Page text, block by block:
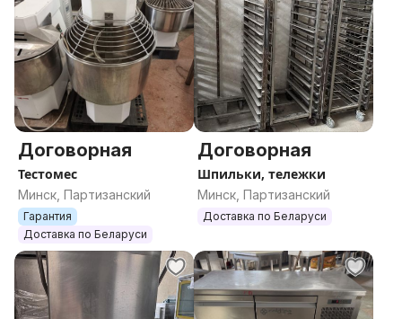
Договорная
Тестомес
Минск, Партизанский
Гарантия
Доставка по Беларуси
Договорная
Шпильки, тележки
Минск, Партизанский
Доставка по Беларуси